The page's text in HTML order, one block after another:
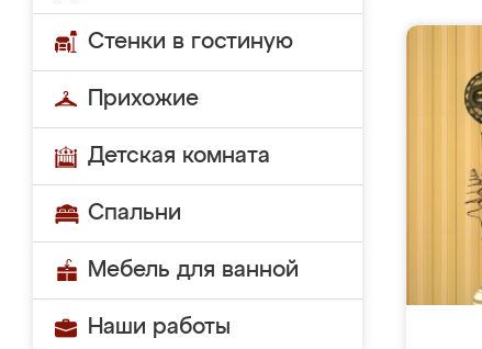
Стенки в гостиную
Прихожие
Детская комната
Спальни
Мебель для ванной
Наши работы